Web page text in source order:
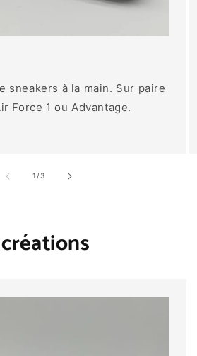
sneakers à la main. Sur paire
Force 1 ou Advantage.
1 /de
3